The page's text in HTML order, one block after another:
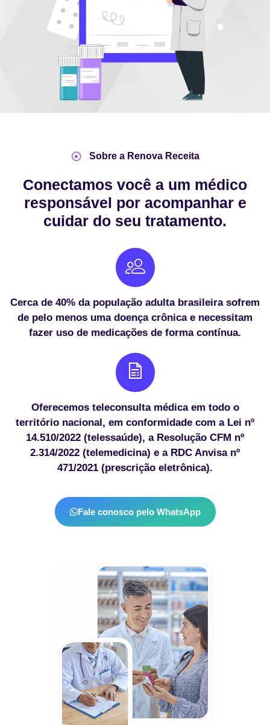
Sobre a Renova Receita
Conectamos você a um médico
responsável por acompanhar e
cuidar do seu tratamento.
Cerca de 40% da população adulta brasileira sofrem
de pelo menos uma doença crônica e necessitam
fazer uso de medicações de forma contínua.
Oferecemos teleconsulta médica em todo o
território nacional, em conformidade com a Lei nº
14.510/2022 (telessaúde), a Resolução CFM nº
2.314/2022 (telemedicina) e a RDC Anvisa nº
471/2021 (prescrição eletrônica).
Fale conosco pelo WhatsApp